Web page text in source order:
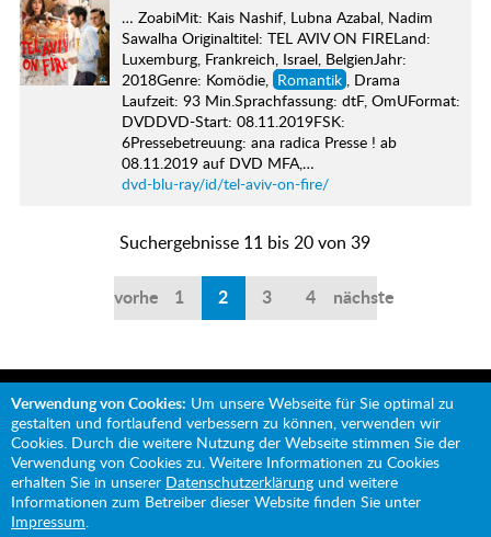
… ZoabiMit: Kais Nashif, Lubna Azabal, Nadim
Sawalha Originaltitel: TEL AVIV ON FIRELand:
Luxemburg, Frankreich, Israel, BelgienJahr:
2018Genre: Komödie, Romantik , Drama
Laufzeit: 93 Min.Sprachfassung: dtF, OmUFormat:
DVDDVD-Start: 08.11.2019FSK:
6Pressebetreuung: ana radica Presse ! ab
08.11.2019 auf DVD MFA,…
dvd-blu-ray/id/tel-aviv-on-fire/
Suchergebnisse 11 bis 20 von 39
vorherige
1 2 3 4 nächste
Mit Unterstützung von:
Verwendung von Cookies: Um unsere Webseite für Sie optimal zu
gestalten und fortlaufend verbessern zu können, verwenden wir
Cookies. Durch die weitere Nutzung der Webseite stimmen Sie der
Verwendung von Cookies zu. Weitere Informationen zu Cookies
erhalten Sie in unserer Datenschutzerklärung und weitere
Informationen zum Betreiber dieser Website finden Sie unter
Impressum.